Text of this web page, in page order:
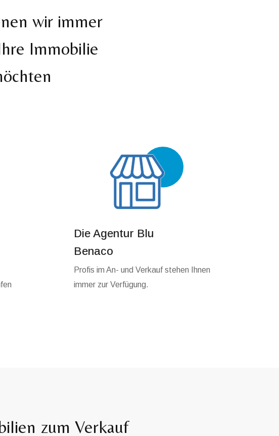
wir immer
Immobilie
Die Agentur Blu
Benaco
Profis im An- und Verkauf stehen Ihnen
immer zur Verfügung.
zum Verkauf